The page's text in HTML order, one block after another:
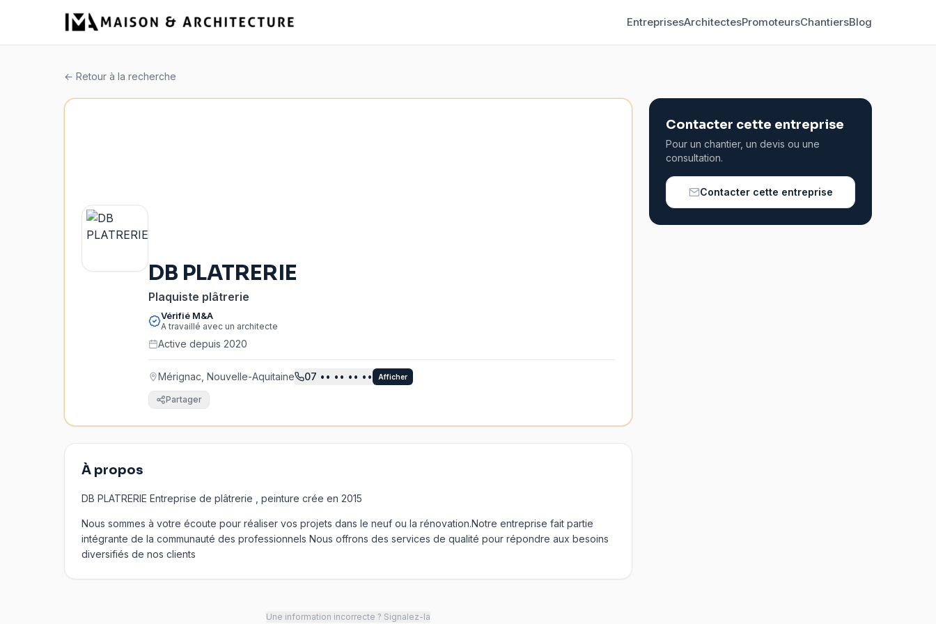
EntreprisesArchitectesPromoteursChantiersBlog
← Retour à la recherche
DB PLATRERIE
Plaquiste plâtrerie
Vérifié M&A
A travaillé avec un architecte
Active depuis 2020
Mérignac, Nouvelle-Aquitaine 07 •• •• •• •• Afficher
Partager
À propos
DB PLATRERIE Entreprise de plâtrerie , peinture crée en 2015
Nous sommes à votre écoute pour réaliser vos projets dans le neuf ou la rénovation.Notre entreprise fait partie
intégrante de la communauté des professionnels Nous offrons des services de qualité pour répondre aux besoins
diversifiés de nos clients
Une information incorrecte ? Signalez-la
Contacter cette entreprise
Pour un chantier, un devis ou une
consultation.
Contacter cette entreprise